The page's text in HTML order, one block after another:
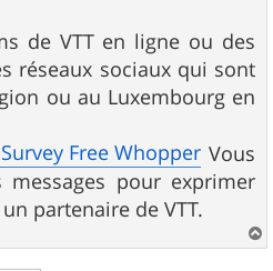
de VTT en ligne ou des
réseaux sociaux qui sont
ou au Luxembourg en
Free Whopper Vous
pour exprimer
partenaire de VTT.
a